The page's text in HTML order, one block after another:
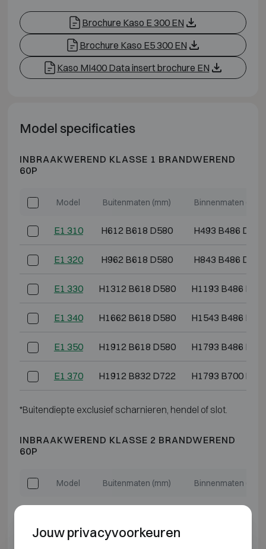
Brochure Kaso E 300 EN
Brochure Kaso E5 300 EN
Kaso MI400 Data insert brochure EN
Model specificaties
INBRAAKWEREND KLASSE 1 BRANDWEREND
60P
Model Buitenmaten (mm) Binnenmaten (mm)
E1 310 H612 B618 D580 H493 B486 D364
E1 320 H962 B618 D580 H843 B486 D364
E1 330 H1312 B618 D580 H1193 B486
E1 340 H1662 B618 D580 H1543 B486
E1 350 H1912 B618 D580 H1793 B486
E1 370 H1912 B832 D722 H1793 B700
*Buitendiepte exclusief scharnieren, hendel of slot.
INBRAAKWEREND KLASSE 2 BRANDWEREND
60P
Model Buitenmaten (mm) Binnenmaten (mm)
H493 B444 D344
E2 309 H789 B576 D560
Jouw privacyvoorkeuren